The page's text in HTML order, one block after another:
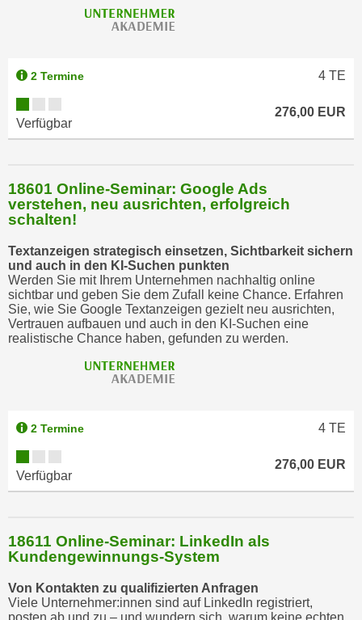
2 Termine 4 TE
Verfügbar
276,00 EUR
18601 Online-Seminar: Google Ads
verstehen, neu ausrichten, erfolgreich
schalten!
Textanzeigen strategisch einsetzen, Sichtbarkeit sichern
und auch in den KI-Suchen punkten
Werden Sie mit Ihrem Unternehmen nachhaltig online
sichtbar und geben Sie dem Zufall keine Chance. Erfahren
Sie, wie Sie Google Textanzeigen gezielt neu ausrichten,
Vertrauen aufbauen und auch in den KI-Suchen eine
realistische Chance haben, gefunden zu werden.
2 Termine 4 TE
Verfügbar
276,00 EUR
18611 Online-Seminar: LinkedIn als
Kundengewinnungs-System
Von Kontakten zu qualifizierten Anfragen
Viele Unternehmer:innen sind auf LinkedIn registriert,
a
b
l
e
h
n
e
n
"
o
k
i
s
a